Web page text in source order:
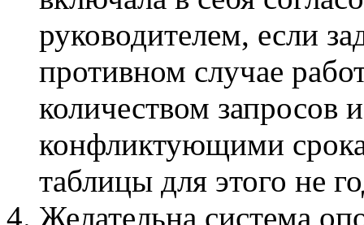
руководителем, если
противном случае
количеством запросов
конфликтующими
таблицы для этого не
Желательна система